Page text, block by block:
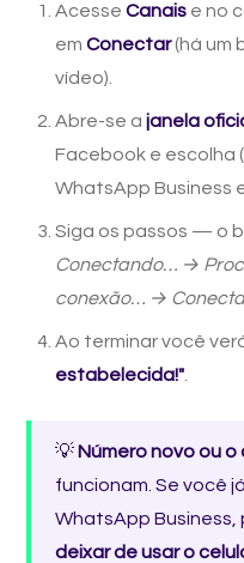
Acesse Canais e no
em Conectar(há um
vídeo).
Abre-se a janela
Facebook e escolha
WhatsApp Business
Siga os passos — o
Conectando… →
conexão… →
Ao terminar você
estabelecida!"
💡 Número novo ou o
funcionam. Se você
WhatsApp
deixar de usar o